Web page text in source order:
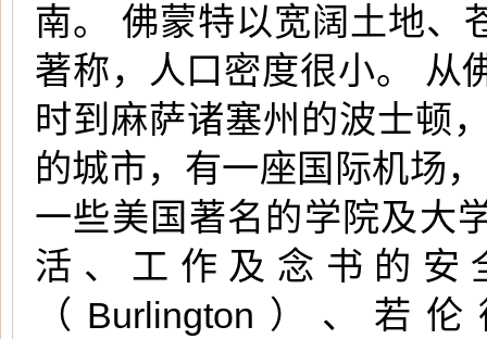
南。 佛蒙特以宽阔土地、
著称，人口密度很小。 从
时到麻萨诸塞州的波士顿
的城市，有一座国际机场
一些美国著名的学院及大
活、工作及念书的安
（Burlington）、若